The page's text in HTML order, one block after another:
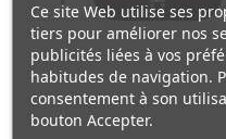
Ce site Web utilise ses
tiers pour améliorer nos
publicités liées à vos
habitudes de navigation.
consentement à son
bouton Accepter.